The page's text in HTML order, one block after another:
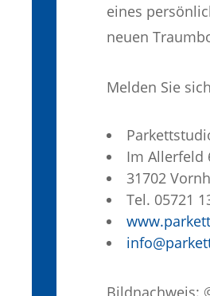
eines
neuen
Melden Sie
Im Allerfeld
31702
Tel. 05721
Bildnachweis: